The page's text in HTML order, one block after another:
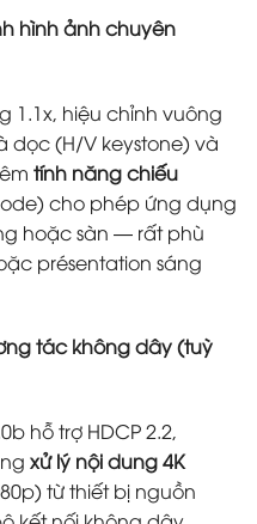
hình ảnh chuyên
1.1x, hiệu chỉnh vuông
dọc (H/V keystone) và
tính năng chiếu
cho phép ứng dụng
hoặc sàn — rất phù
présentation sáng
tác không dây (tuỳ
hỗ trợ HDCP 2.2,
xử lý nội dung 4K
từ thiết bị nguồn